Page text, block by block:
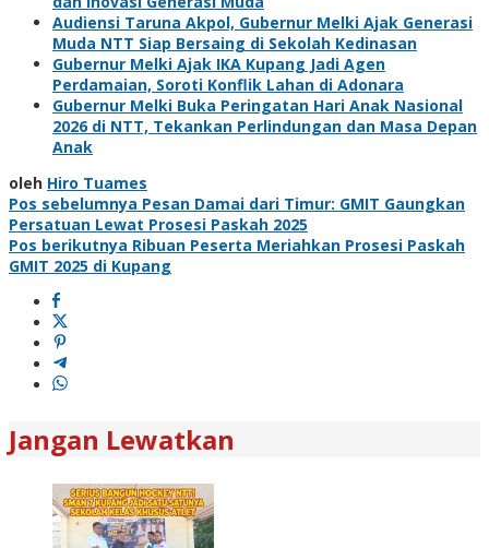
Audiensi Taruna Akpol, Gubernur Melki Ajak Generasi
Muda NTT Siap Bersaing di Sekolah Kedinasan
Gubernur Melki Ajak IKA Kupang Jadi Agen
Perdamaian, Soroti Konflik Lahan di Adonara
Gubernur Melki Buka Peringatan Hari Anak Nasional
2026 di NTT, Tekankan Perlindungan dan Masa Depan
Anak
oleh Hiro Tuames
Navigasi
pos
Pos sebelumnya Pesan Damai dari Timur: GMIT Gaungkan
Persatuan Lewat Prosesi Paskah 2025
Pos berikutnya Ribuan Peserta Meriahkan Prosesi Paskah
GMIT 2025 di Kupang
Jangan Lewatkan